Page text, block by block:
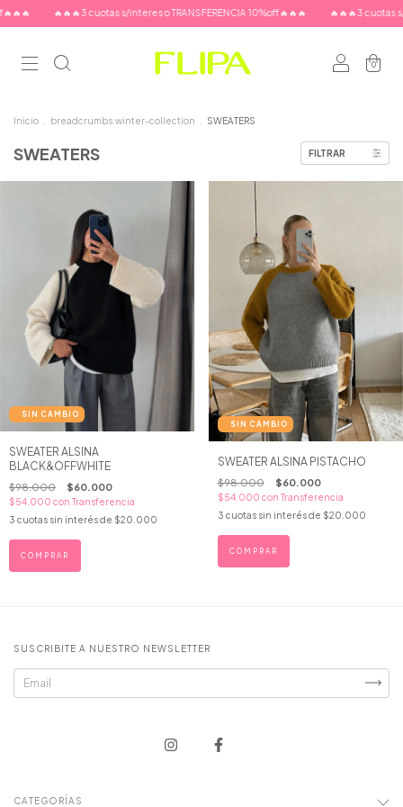
🔥🔥🔥3 cuotas s/interes o TRANSFERENCIA 10%off🔥🔥🔥 🔥🔥🔥3 cuotas s/
0
Inicio breadcrumbs.winter-collection SWEATERS
SWEATERS FILTRAR
SWEATER ALSINA
BLACK&OFFWHITE
$98.000 $60.000
$54.000 con Transferencia
3 cuotas sin interés de $20.000
COMPRAR
SWEATER ALSINA PISTACHO
$98.000 $60.000
$54.000 con Transferencia
3 cuotas sin interés de $20.000
SUSCRIBITE A NUESTRO NEWSLETTER
CATEGORÍAS